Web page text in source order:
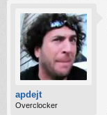
apdejt
Overclocker